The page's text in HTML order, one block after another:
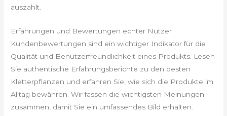
auszahlt.
Erfahrungen und Bewertungen echter Nutzer
Kundenbewertungen sind ein wichtiger Indikator für die
Qualität und Benutzerfreundlichkeit eines Produkts. Lesen
Sie authentische Erfahrungsberichte zu den besten
Kletterpflanzen und erfahren Sie, wie sich die Produkte im
Alltag bewähren. Wir fassen die wichtigsten Meinungen
zusammen, damit Sie ein umfassendes Bild erhalten.